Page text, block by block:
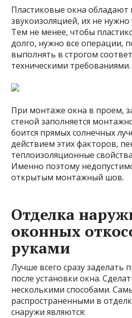
Пластиковые окна обладают
звукоизоляцией, их не нужно
Тем не менее, чтобы
долго, нужно все операции,
выполнять в строгом
техническими требованиями.
При монтаже окна в проем,
стеной заполняется
боится прямых солнечных
действием этих факторов,
теплоизоляционные
Именно поэтому
открытым монтажный шов.
Отделка
оконных
руками
Лучше всего сразу заделать
после установки окна.
несколькими способами.
распространенными в
снаружи являются: